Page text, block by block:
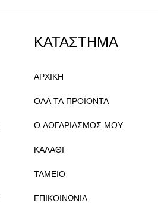
ΚΑΤΑΣΤΗΜΑ
ΑΡΧΙΚΗ
ΟΛΑ ΤΑ ΠΡΟΪΟΝΤΑ
Ο ΛΟΓΑΡΙΑΣΜΟΣ ΜΟΥ
ΚΑΛΑΘΙ
ΤΑΜΕΙΟ
ΕΠΙΚΟΙΝΩΝΙΑ